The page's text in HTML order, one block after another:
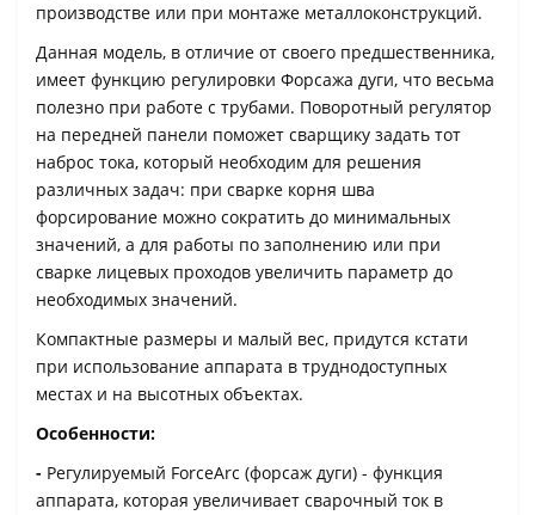
производстве или при монтаже металлоконструкций.
Данная модель, в отличие от своего предшественника,
имеет функцию регулировки Форсажа дуги, что весьма
полезно при работе с трубами. Поворотный регулятор
на передней панели поможет сварщику задать тот
наброс тока, который необходим для решения
различных задач: при сварке корня шва
форсирование можно сократить до минимальных
значений, а для работы по заполнению или при
сварке лицевых проходов увеличить параметр до
необходимых значений.
Компактные размеры и малый вес, придутся кстати
при использование аппарата в труднодоступных
местах и на высотных объектах.
Особенности:
- Регулируемый ForceArc (форсаж дуги) - функция
аппарата, которая увеличивает сварочный ток в